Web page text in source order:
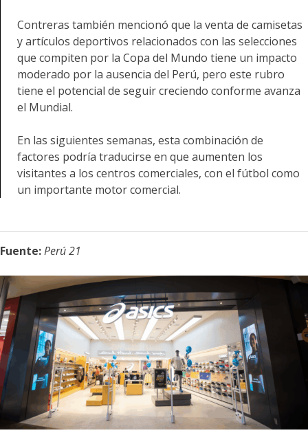
Contreras también mencionó que la venta de camisetas
y artículos deportivos relacionados con las selecciones
que compiten por la Copa del Mundo tiene un impacto
moderado por la ausencia del Perú, pero este rubro
tiene el potencial de seguir creciendo conforme avanza
el Mundial.
En las siguientes semanas, esta combinación de
factores podría traducirse en que aumenten los
visitantes a los centros comerciales, con el fútbol como
un importante motor comercial.
Fuente:Perú 21